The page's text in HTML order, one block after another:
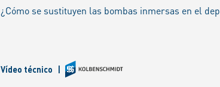
Vídeo técnico |